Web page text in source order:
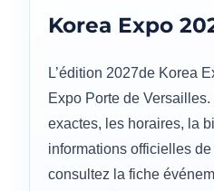
Korea Expo
L’édition 2027de Korea
Expo Porte de
exactes, les horaires, la
informations officielles de
consultez la fiche